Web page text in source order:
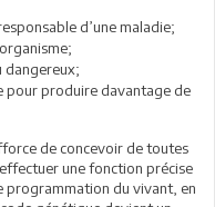
d’une maladie;
dangereux;
pour produire davantage de
de concevoir de toutes
une fonction précise
programmation du vivant, en